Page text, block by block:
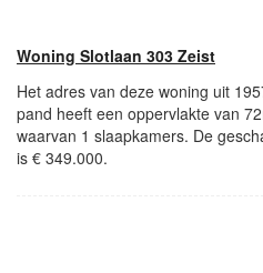
Woning Slotlaan 303 Zeist
Het adres van deze woning uit
pand heeft een oppervlakte van
waarvan 1 slaapkamers. De
is € 349.000.